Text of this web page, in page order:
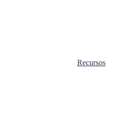
Recursos